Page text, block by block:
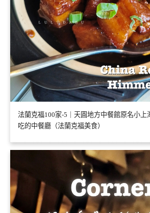
法蘭克福100家-5｜天圓地方中餐館原名小上
吃的中餐廳（法蘭克福美食）